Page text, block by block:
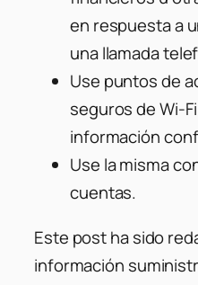
en respuesta a
una llamada
Use puntos de
seguros de Wi-
información
Use la misma
cuentas.
Este post ha sido
información